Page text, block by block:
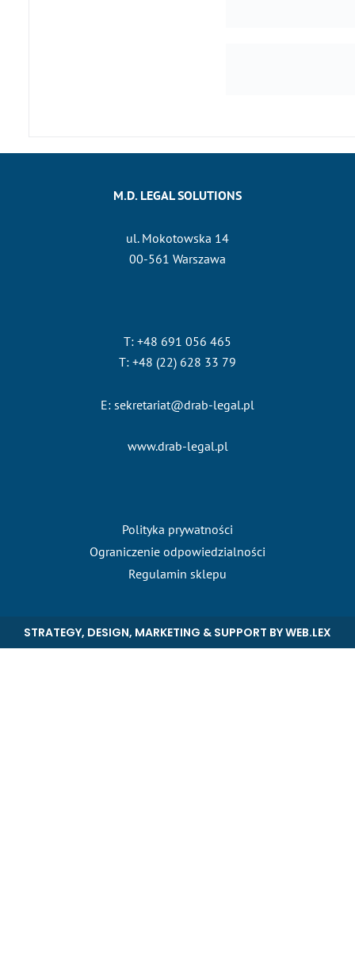
M.D. LEGAL SOLUTIONS
ul. Mokotowska 14
00-561 Warszawa
T: +48 691 056 465
T: +48 (22) 628 33 79
E: sekretariat@drab-legal.pl
www.drab-legal.pl
Polityka prywatności
Ograniczenie odpowiedzialności
Regulamin sklepu
STRATEGY, DESIGN, MARKETING & SUPPORT BYWEB.LEX